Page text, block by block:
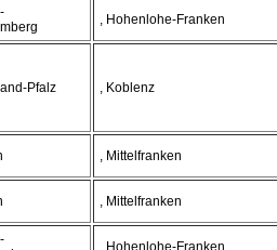
, Hohenlohe-Franken
Pfalz , Koblenz
, Mittelfranken
, Mittelfranken
, Hohenlohe-Franken